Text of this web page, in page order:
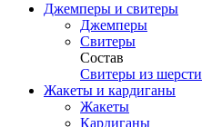
Джемперы и свитеры
Джемперы
Свитеры
Состав
Свитеры из шерсти
Жакеты и кардиганы
Жакеты
Кардиганы